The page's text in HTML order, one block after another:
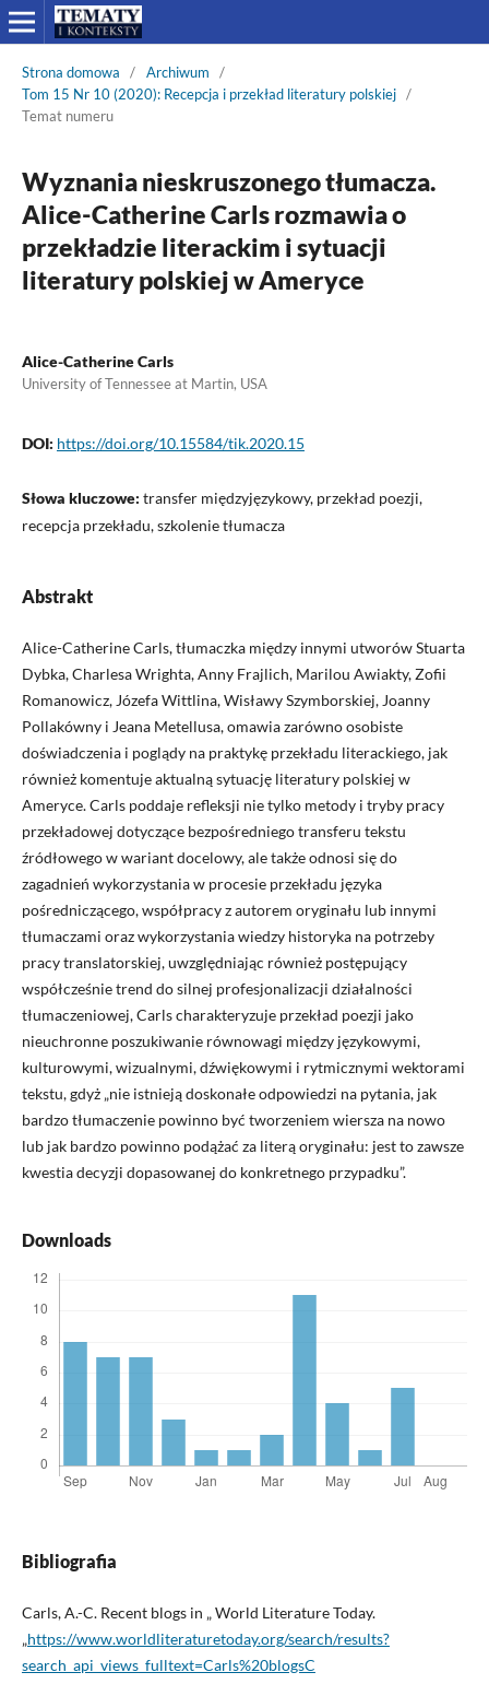
Strona domowa / Archiwum
/
Tom 15 Nr 10 (2020): Recepcja i przekład literatury polskiej /
Temat numeru
Wyznania nieskruszonego tłumacza.
Alice-Catherine Carls rozmawia o
przekładzie literackim i sytuacji
literatury polskiej w Ameryce
Alice-Catherine Carls
University of Tennessee at Martin, USA
DOI: https://doi.org/10.15584/tik.2020.15
Słowa kluczowe: transfer międzyjęzykowy, przekład poezji,
recepcja przekładu, szkolenie tłumacza
Abstrakt
Alice-Catherine Carls, tłumaczka między innymi utworów Stuarta
Dybka, Charlesa Wrighta, Anny Frajlich, Marilou Awiakty, Zofii
Romanowicz, Józefa Wittlina, Wisławy Szymborskiej, Joanny
Pollakówny i Jeana Metellusa, omawia zarówno osobiste
doświadczenia i poglądy na praktykę przekładu literackiego, jak
również komentuje aktualną sytuację literatury polskiej w
Ameryce. Carls poddaje refleksji nie tylko metody i tryby pracy
przekładowej dotyczące bezpośredniego transferu tekstu
źródłowego w wariant docelowy, ale także odnosi się do
zagadnień wykorzystania w procesie przekładu języka
pośredniczącego, współpracy z autorem oryginału lub innymi
tłumaczami oraz wykorzystania wiedzy historyka na potrzeby
pracy translatorskiej, uwzględniając również postępujący
współcześnie trend do silnej profesjonalizacji działalności
tłumaczeniowej, Carls charakteryzuje przekład poezji jako
nieuchronne poszukiwanie równowagi między językowymi,
kulturowymi, wizualnymi, dźwiękowymi i rytmicznymi wektorami
tekstu, gdyż „nie istnieją doskonałe odpowiedzi na pytania, jak
bardzo tłumaczenie powinno być tworzeniem wiersza na nowo
lub jak bardzo powinno podążać za literą oryginału: jest to zawsze
kwestia decyzji dopasowanej do konkretnego przypadku”.
Downloads
Bibliografia
Carls, A.-C. Recent blogs in „ World Literature Today.
„https://www.worldliteraturetoday.org/search/results?
search_api_views_fulltext=Carls%20blogsC